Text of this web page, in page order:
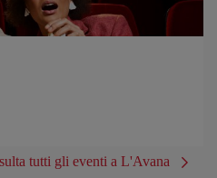
tutti gli eventi a L'Avana